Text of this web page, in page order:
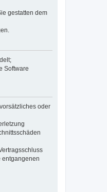
gestatten dem
Software
oder
entgangenen